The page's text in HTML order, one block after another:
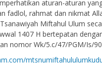
aturan-aturan
fadlol, rahmat dan nikmat
Miftahul Ulum
1407 H bertepatan
nomor Wk/5.c/47/PGM/Is/